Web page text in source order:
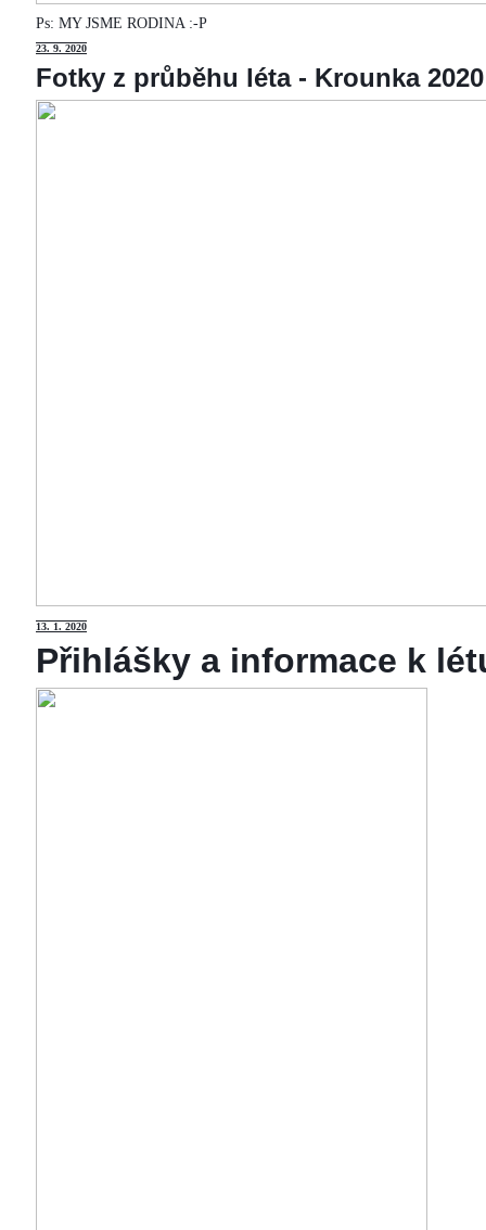
Ps: MY JSME RODINA :-P
23. 9. 2020
Fotky z průběhu léta - Krounka
13. 1. 2020
Přihlášky a informace k